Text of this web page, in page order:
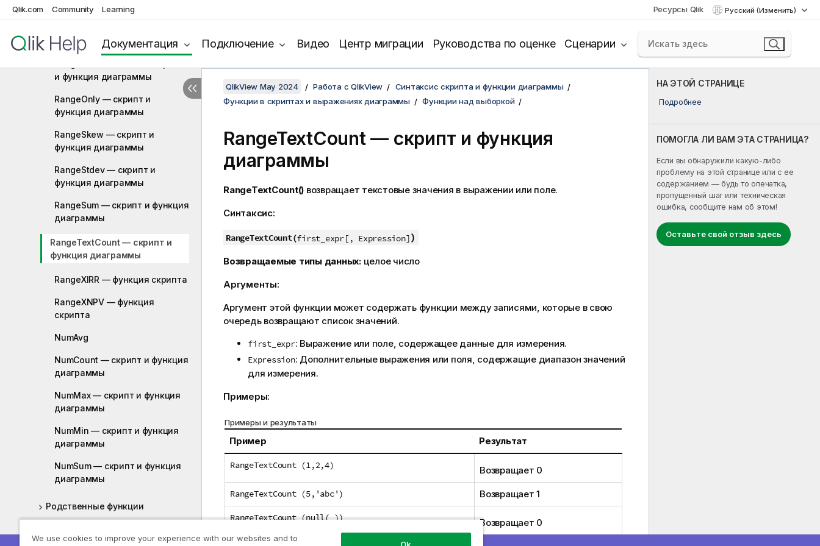
Qlik.com Community Learning Ресурсы Qlik Русский (Изменить)
Документация Подключение Видео Центр миграции Руководства по оценке Сценарии
RangeNPV — функция скрипта
функция диаграммы
и функция диаграммы
RangeOnly — скрипт и
функция диаграммы
RangeSkew — скрипт и
функция диаграммы
RangeStdev — скрипт и
функция диаграммы
RangeSum — скрипт и функция
диаграммы
RangeTextCount — скрипт и
функция диаграммы
RangeXIRR — функция скрипта
RangeXNPV — функция
скрипта
NumAvg
NumCount — скрипт и функция
диаграммы
NumMax — скрипт и функция
диаграммы
NumMin — скрипт и функция
диаграммы
NumSum — скрипт и функция
диаграммы
Родственные функции
распределения
НА ЭТОЙ СТРАНИЦЕ
Подробнее
ПОМОГЛА ЛИ ВАМ ЭТА СТРАНИЦА?
Если вы обнаружили какую-либо
проблему на этой странице или с ее
содержанием — будь то опечатка,
пропущенный шаг или техническая
ошибка, сообщите нам об этом!
Оставьте свой отзыв здесь
QlikView May 2024 Работа с QlikView
Синтаксис скрипта и функции диаграммы
Функции в скриптах и выражениях диаграммы
Функции над выборкой
RangeTextCount— скрипт и функция
диаграммы
RangeTextCount() возвращает текстовые значения в выражении или поле.
Синтаксис:
RangeTextCount(first_expr[, Expression])
Возвращаемые типы данных: целое число
Аргументы:
Аргумент этой функции может содержать функции между записями, которые в свою
очередь возвращают список значений.
first_expr: Выражение или поле, содержащее данные для измерения.
Expression: Дополнительные выражения или поля, содержащие диапазон значений
для измерения.
Примеры:
Примеры и результаты
Пример Результат
RangeTextCount (1,2,4) Возвращает 0
RangeTextCount (5,'abc') Возвращает 1
RangeTextCount (null( )) Возвращает 0
We use cookies to improve your experience with our websites and to